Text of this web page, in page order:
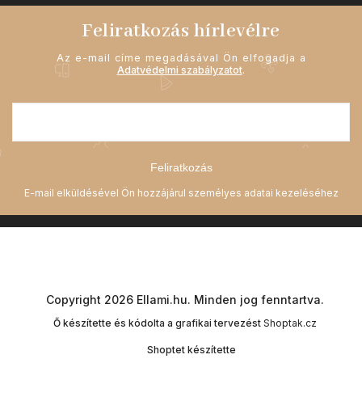
Feliratkozás hírlevélre
Az e-mail címe megadásával Ön elfogadja a
Adatvédelmi szabályzatot.
Feliratkozás
Shoptet készítette
Copyright 2026 Ellami.hu. Minden jog fenntartva.
Ő készítette és kódolta a grafikai tervezést Shoptak.cz